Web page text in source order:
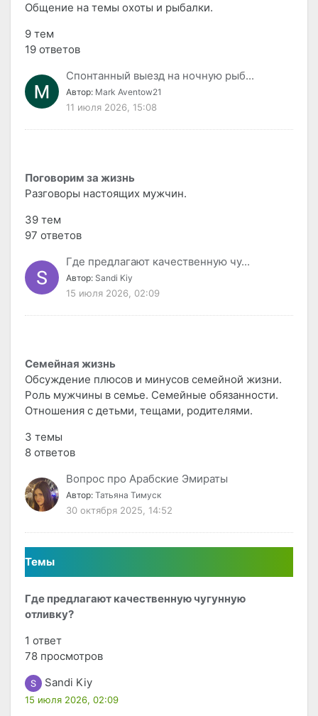
Общение на темы охоты и рыбалки.
9 тем
19 ответов
Спонтанный выезд на ночную рыб...
Автор: Mark Aventow21
11 июля 2026, 15:08
Поговорим за жизнь
Разговоры настоящих мужчин.
39 тем
97 ответов
Где предлагают качественную чу...
Автор: Sandi Kiy
15 июля 2026, 02:09
Семейная жизнь
Обсуждение плюсов и минусов семейной жизни.
Роль мужчины в семье. Семейные обязанности.
Отношения с детьми, тещами, родителями.
3 темы
8 ответов
Вопрос про Арабские Эмираты
Автор: Татьяна Тимуск
30 октября 2025, 14:52
Темы
Где предлагают качественную чугунную
отливку?
1 ответ
78 просмотров
Sandi Kiy
15 июля 2026, 02:09